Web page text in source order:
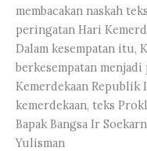
Melaksanakan
Upacara
Bendera
Peringatan
HUT
RI
Ke-
membacakan naskah
peringatan Hari
Dalam kesempatan itu,
berkesempatan menjadi
Kemerdekaan Republik
kemerdekaan, teks
Bapak Bangsa Ir
Yulisman